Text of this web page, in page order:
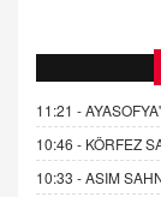
11:21 -
10:46 - KÖRFEZ
10:33 -ASIM